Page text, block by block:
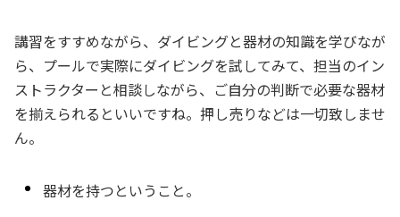
講習をすすめながら、ダイビングと器材の知識を学びなが
ら、プールで実際にダイビングを試してみて、担当のイン
ストラクターと相談しながら、ご自分の判断で必要な器材
を揃えられるといいですね。押し売りなどは一切致しませ
ん。
器材を持つということ。